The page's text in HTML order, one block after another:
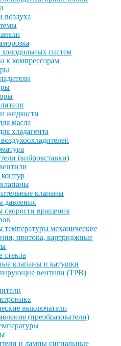
воздуха
систем
к компрессорам
жидкости
масла
хладагента
(вибровставки)
клапаны
давления
скорости вращения
температуры механические
протока, картриджные
стекла
клапаны и катушки
вентили (ТРВ)
выключатели
(преобразователи)
и лампы сигнальные